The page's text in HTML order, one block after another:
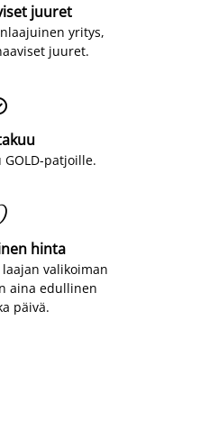
juuret
yritys,
juuret.
patjoille.
hinta
valikoiman
aina edullinen
päivä.